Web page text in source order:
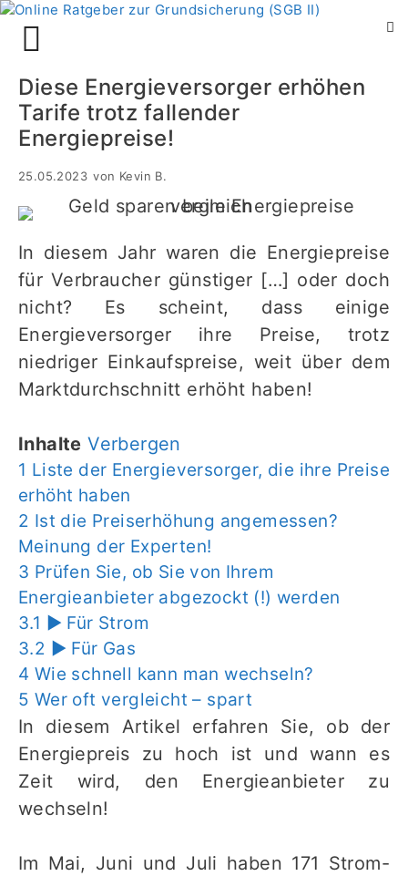
Zum
Diese Energieversorger erhöhen
Tarife trotz fallender
Energiepreise!
25.05.2023 von Kevin B.
In diesem Jahr waren die Energiepreise
für Verbraucher günstiger […] oder doch
nicht? Es scheint, dass einige
Energieversorger ihre Preise, trotz
niedriger Einkaufspreise, weit über dem
Marktdurchschnitt erhöht haben!
Inhalte Verbergen
1 Liste der Energieversorger, die ihre Preise
erhöht haben
2 Ist die Preiserhöhung angemessen?
Meinung der Experten!
3 Prüfen Sie, ob Sie von Ihrem
Energieanbieter abgezockt (!) werden
3.1 ▶︎ Für Strom
3.2 ▶︎ Für Gas
4 Wie schnell kann man wechseln?
5 Wer oft vergleicht – spart
In diesem Artikel erfahren Sie, ob der
Energiepreis zu hoch ist und wann es
Zeit wird, den Energieanbieter zu
wechseln!
Im Mai, Juni und Juli haben 171 Strom-